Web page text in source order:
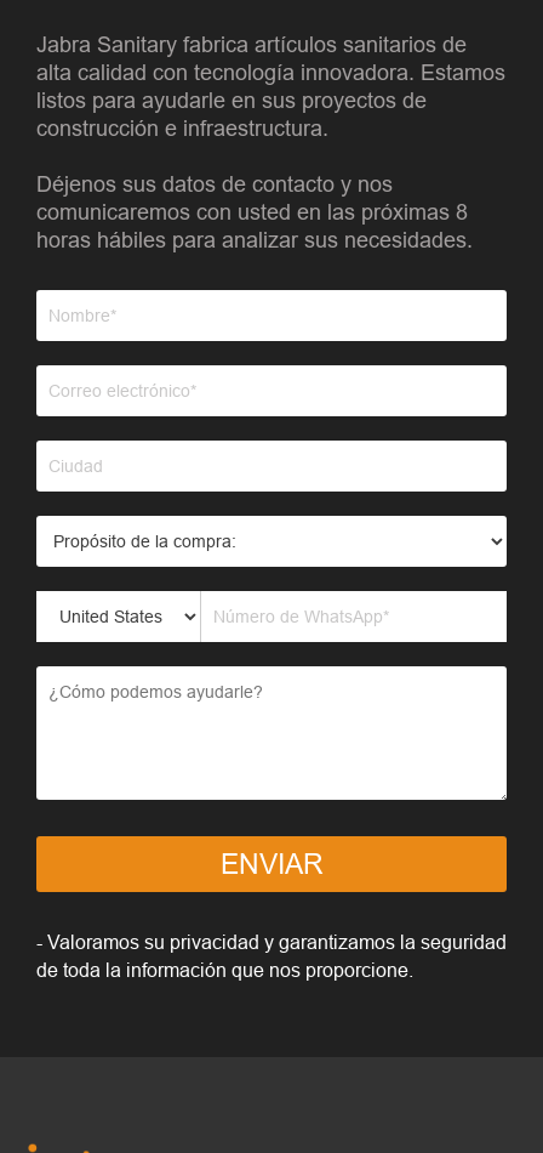
Jabra Sanitary fabrica artículos sanitarios de
alta calidad con tecnología innovadora. Estamos
listos para ayudarle en sus proyectos de
construcción e infraestructura.
Déjenos sus datos de contacto y nos
comunicaremos con usted en las próximas 8
horas hábiles para analizar sus necesidades.
ENVIAR
- Valoramos su privacidad y garantizamos la seguridad
de toda la información que nos proporcione.